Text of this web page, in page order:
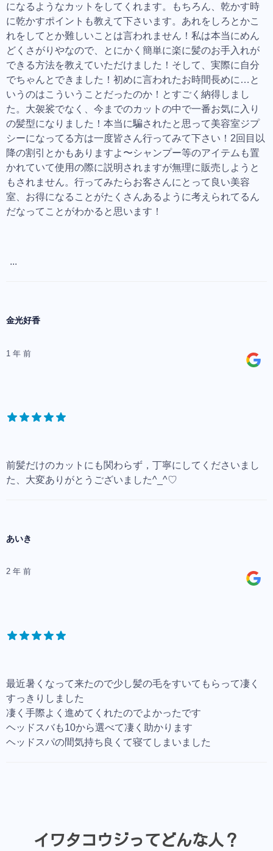
になるようなカットをしてくれます。もちろん、乾かす時
に乾かすポイントも教えて下さいます。あれをしろとかこ
れをしてとか難しいことは言われません！私は本当にめん
どくさがりやなので、とにかく簡単に楽に髪のお手入れが
できる方法を教えていただけました！そして、実際に自分
でちゃんとできました！初めに言われたお時間長めに…と
いうのはこういうことだったのか！とすごく納得しまし
た。大袈裟でなく、今までのカットの中で一番お気に入り
の髪型になりました！本当に騙されたと思って美容室ジプ
シーになってる方は一度皆さん行ってみて下さい！2回目以
降の割引とかもありますよ〜シャンプー等のアイテムも置
かれていて使用の際に説明されますが無理に販売しようと
もされません。行ってみたらお客さんにとって良い美容
室、お得になることがたくさんあるように考えられてるん
だなってことがわかると思います！
...
金光好香
1 年 前
前髪だけのカットにも関わらず，丁寧にしてくださいまし
た、大変ありがとうございました^_^♡
あいき
2 年 前
最近暑くなって来たので少し髪の毛をすいてもらって凄く
すっきりしました
凄く手際よく進めてくれたのでよかったです
ヘッドスバも10から選べて凄く助かります
ヘッドスパの間気持ち良くて寝てしまいました
イワタコウジってどんな人？